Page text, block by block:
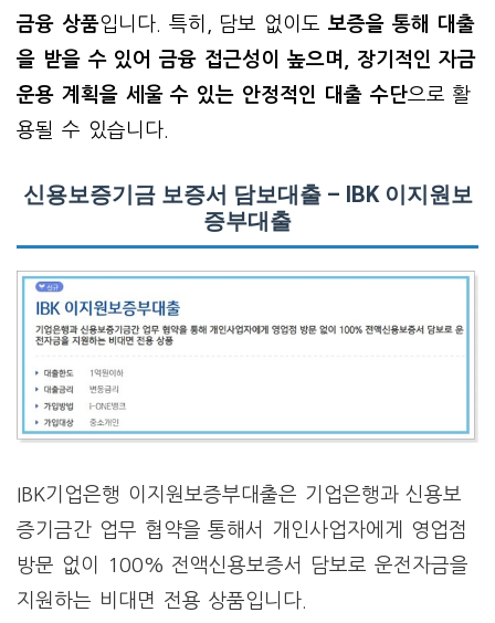
금융 상품입니다. 특히, 담보 없이도보증을 통해 대출
을 받을 수 있어 금융 접근성이 높으며, 장기적인 자금
운용 계획을 세울 수 있는 안정적인 대출 수단으로 활
용될 수 있습니다.
신용보증기금 보증서 담보대출 – IBK 이지원보
증부대출
IBK기업은행 이지원보증부대출은 기업은행과 신용보
증기금간 업무 협약을 통해서 개인사업자에게 영업점
방문 없이 100% 전액신용보증서 담보로 운전자금을
지원하는 비대면 전용 상품입니다.